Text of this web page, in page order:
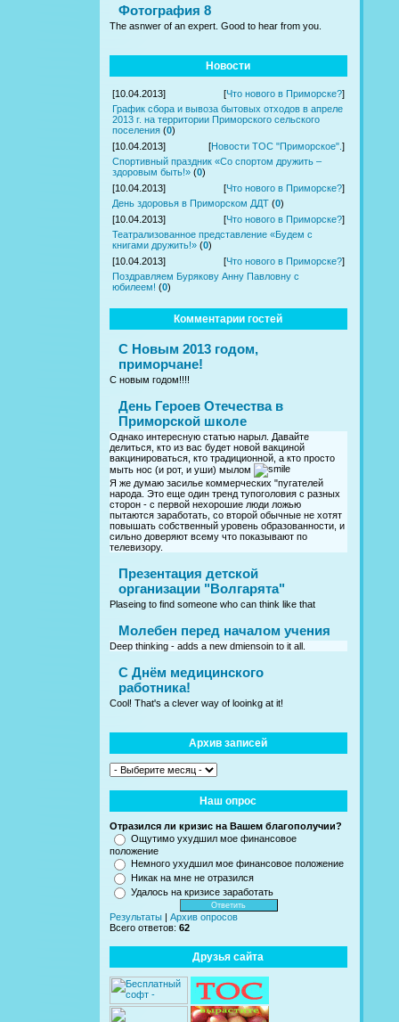
Фотография 8
The asnwer of an expert. Good to hear from you.
Новости
[10.04.2013] [Что нового в Приморске?]
График сбора и вывоза бытовых отходов в апреле
2013 г. на территории Приморского сельского
поселения (0)
[10.04.2013]
[Новости ТОС "Приморское". ]
Спортивный праздник «Со спортом дружить –
здоровым быть!» (0)
[10.04.2013]
[Что нового в Приморске?]
День здоровья в Приморском ДДТ (0)
[10.04.2013]
[Что нового в Приморске?]
Театрализованное представление «Будем с
книгами дружить!» (0)
[10.04.2013]
[Что нового в Приморске?]
Поздравляем Бурякову Анну Павловну с
юбилеем! (0)
Комментарии гостей
С Новым 2013 годом,
приморчане!
С новым годом!!!!
День Героев Отечества в
Приморской школе
Однако интересную статью нарыл. Давайте
делиться, кто из вас будет новой вакциной
вакцинироваться, кто традиционной, а кто просто
мыть нос (и рот, и уши) мылом
Я же думаю засилье коммерческих "пугателей
народа. Это еще один тренд тупоголовия с разных
сторон - с первой нехорошие люди ложью
пытаются заработать, со второй обычные не хотят
повышать собственный уровень образованности, и
сильно доверяют всему что показывают по
телевизору.
Презентация детской
организации "Волгарята"
Plaseing to find someone who can think like that
Молебен перед началом учения
Deep thinking - adds a new dmiensoin to it all.
C Днём медицинского
работника!
Cool! That's a clever way of looinkg at it!
Архив записей
Наш опрос
Отразился ли кризис на Вашем благополучии?
Ощутимо ухудшил мое финансовое
положение
Немного ухудшил мое финансовое положение
Никак на мне не отразился
Удалось на кризисе заработать
Результаты
Архив опросов
Всего ответов: 62
Друзья сайта